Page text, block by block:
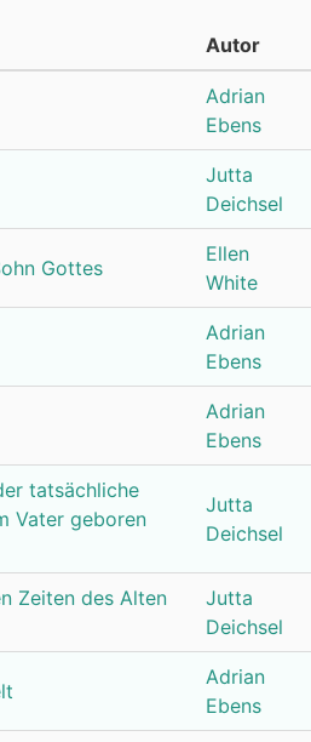
Autor
Adrian
Ebens
Jutta
Deichsel
Gottes
Ellen
White
Adrian
Ebens
Adrian
Ebens
tatsächliche
Vater geboren
Jutta
Deichsel
Zeiten des Alten
Jutta
Deichsel
Adrian
Ebens